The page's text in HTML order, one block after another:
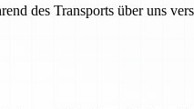
des Transports über uns